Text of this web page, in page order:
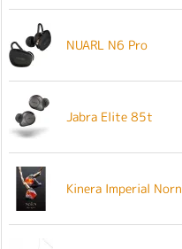
NUARL N6 Pro
Jabra Elite 85t
Kinera Imperial Norn